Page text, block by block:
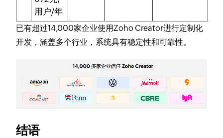
用户/年
已有超过14,000家企业使用Zoho Creator进行定制化
开发，涵盖多个行业，系统具有稳定性和可靠性。
结语